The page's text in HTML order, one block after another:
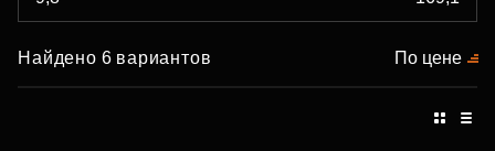
Найдено 6 вариантов По цене